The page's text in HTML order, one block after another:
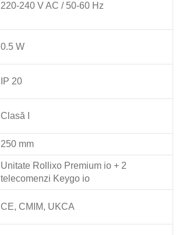
220-240 V AC / 50-60 Hz
0.5 W
IP 20
Clasă I
250 mm
Unitate Rollixo Premium io + 2
telecomenzi Keygo io
CE, CMIM, UKCA